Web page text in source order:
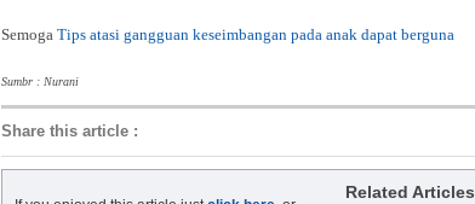
Semoga Tips atasi gangguan keseimbangan pada anak dapat berguna
Sumbr : Nurani
Share this article :
Related Articles